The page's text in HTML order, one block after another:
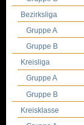
Bezirksliga
Gruppe A
Gruppe B
Kreisliga
Gruppe A
Gruppe B
Kreisklasse